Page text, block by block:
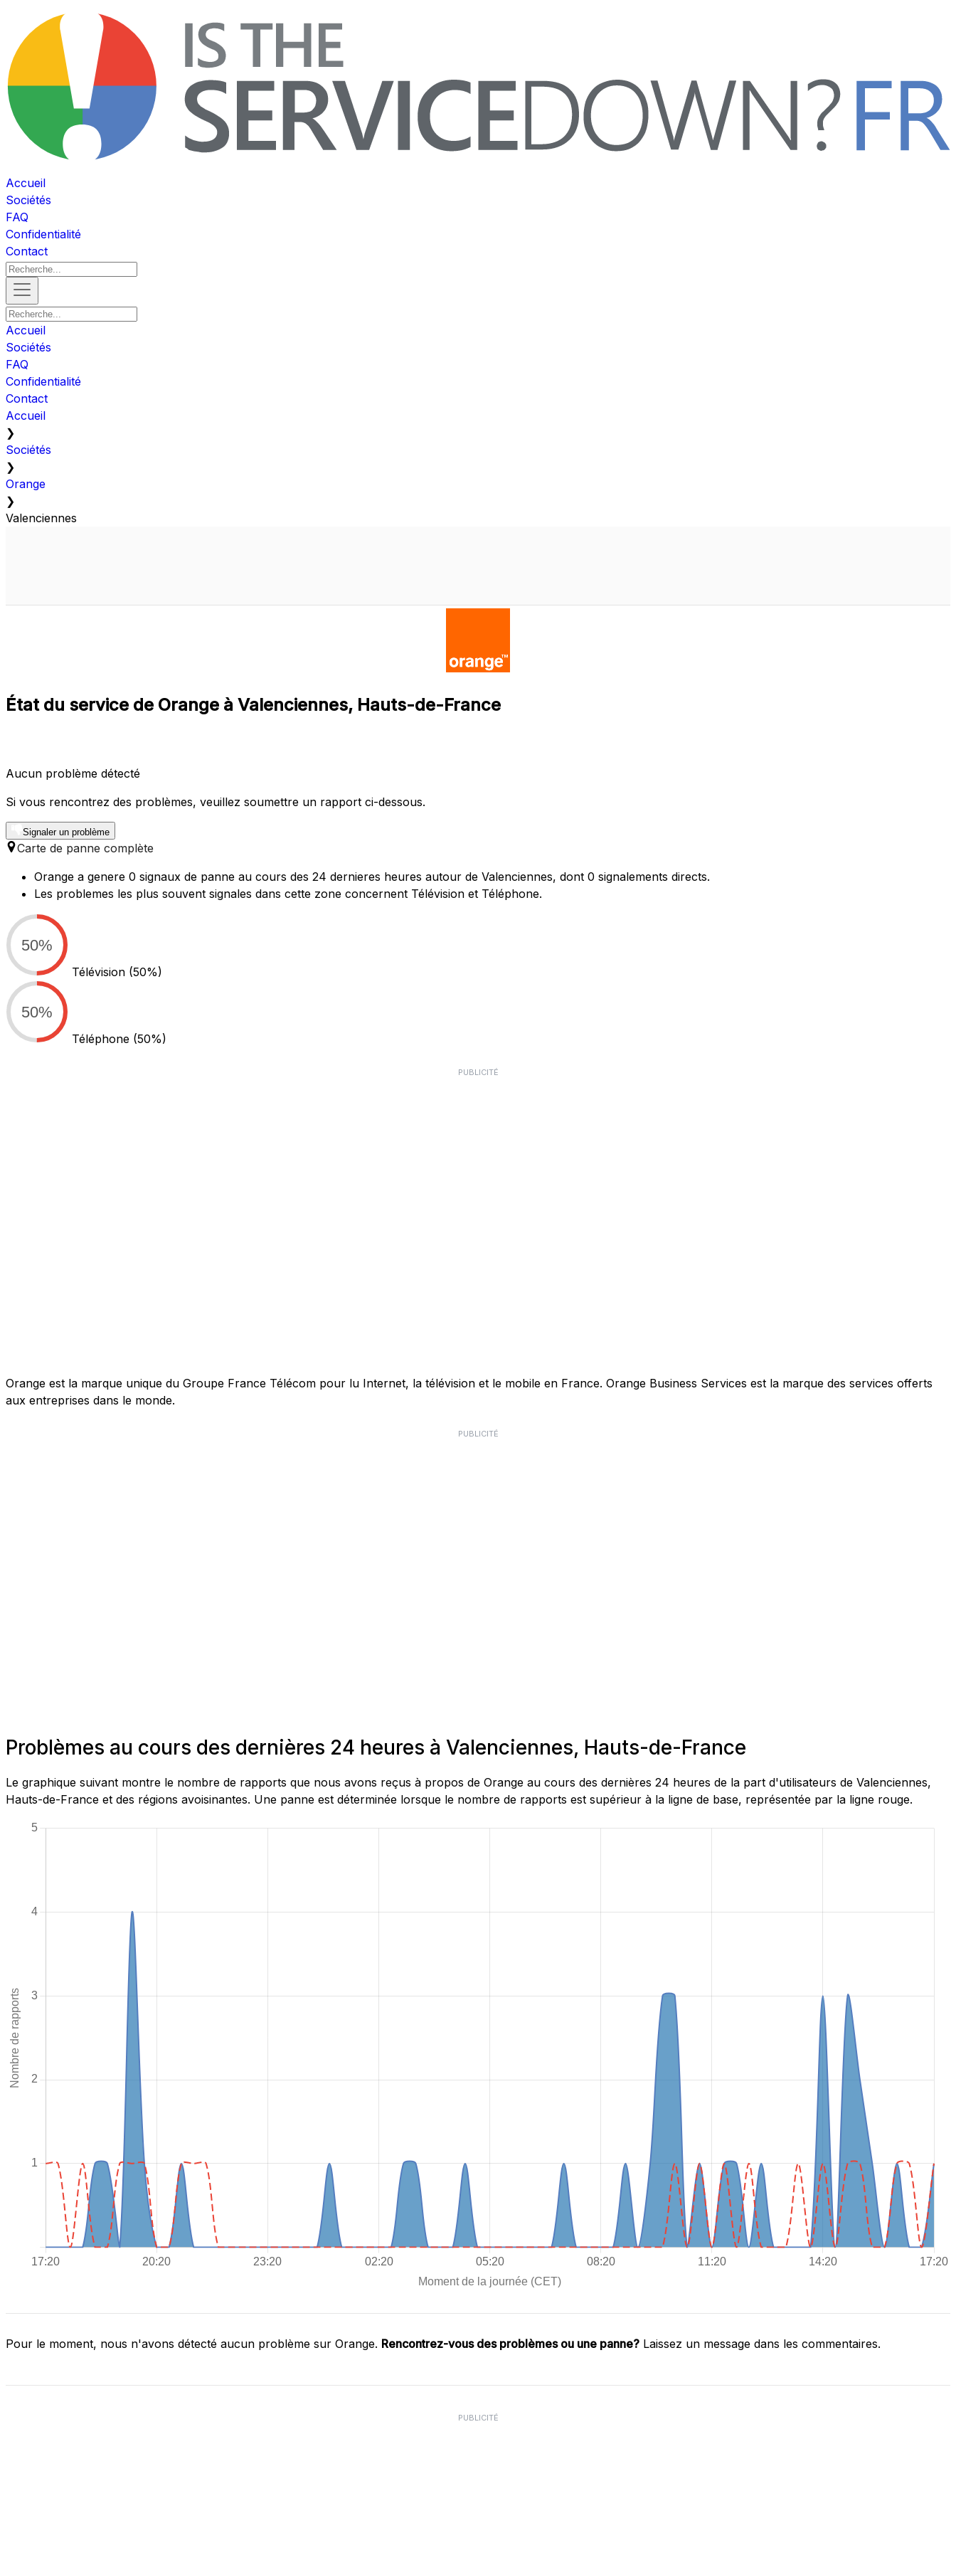
Accueil
Sociétés
FAQ
Confidentialité
Contact
Accueil
Sociétés
FAQ
Confidentialité
Contact
Accueil
❯
Sociétés
❯
Orange
❯
Valenciennes
État du service de Orange à Valenciennes, Hauts-de-France
Aucun problème détecté
Si vous rencontrez des problèmes, veuillez soumettre un rapport ci-dessous.
Signaler un problème
Carte de panne complète
Orange a genere 0 signaux de panne au cours des 24 dernieres heures autour de Valenciennes, dont 0 signalements directs.
Les problemes les plus souvent signales dans cette zone concernent Télévision et Téléphone.
50%
Télévision (50%)
50%
Téléphone (50%)
PUBLICITÉ
Orange est la marque unique du Groupe France Télécom pour lu Internet, la télévision et le mobile en France. Orange Business Services est la marque des services offerts
aux entreprises dans le monde.
PUBLICITÉ
Problèmes au cours des dernières 24 heures à Valenciennes, Hauts-de-France
Le graphique suivant montre le nombre de rapports que nous avons reçus à propos de Orange au cours des dernières 24 heures de la part d'utilisateurs de Valenciennes,
Hauts-de-France et des régions avoisinantes. Une panne est déterminée lorsque le nombre de rapports est supérieur à la ligne de base, représentée par la ligne rouge.
Pour le moment, nous n'avons détecté aucun problème sur Orange. Rencontrez-vous des problèmes ou une panne? Laissez un message dans les commentaires.
PUBLICITÉ